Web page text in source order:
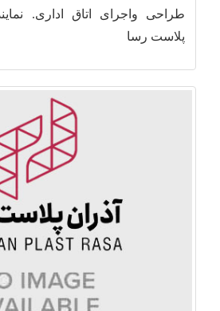
طراحی واجرای اتاق اداری.
پلاست رسا